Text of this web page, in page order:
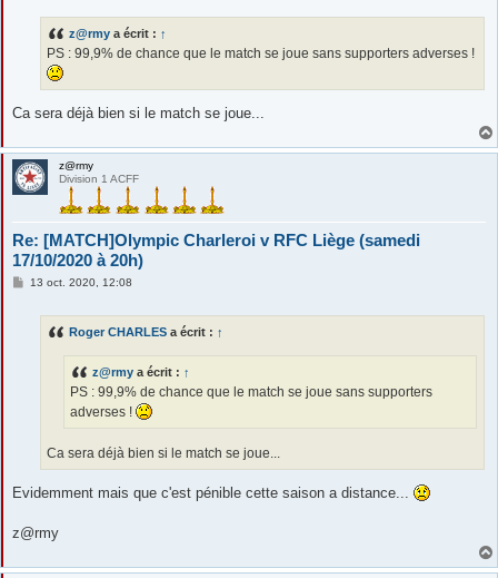
z@rmy a écrit : ↑
PS : 99,9% de chance que le match se joue sans supporters adverses !
Ca sera déjà bien si le match se joue...
z@rmy
Division 1 ACFF
Re: [MATCH]Olympic Charleroi v RFC Liège (samedi
17/10/2020 à 20h)
M13 oct. 2020, 12:08
Roger CHARLES a écrit : ↑
z@rmy a écrit : ↑
PS : 99,9% de chance que le match se joue sans supporters
adverses !
Ca sera déjà bien si le match se joue...
Evidemment mais que c'est pénible cette saison a distance...
z@rmy